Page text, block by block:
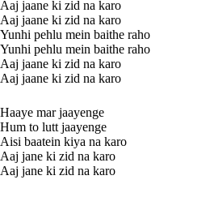
Aaj jaane ki zid na karo
Aaj jaane ki zid na karo
Yunhi pehlu mein baithe raho
Yunhi pehlu mein baithe raho
Aaj jaane ki zid na karo
Aaj jaane ki zid na karo
Haaye mar jaayenge
Hum to lutt jaayenge
Aisi baatein kiya na karo
Aaj jane ki zid na karo
Aaj jane ki zid na karo